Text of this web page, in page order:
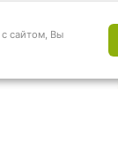
сайтом, Вы